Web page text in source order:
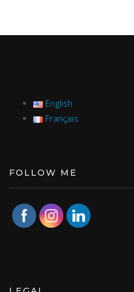
English
Français
FOLLOW ME